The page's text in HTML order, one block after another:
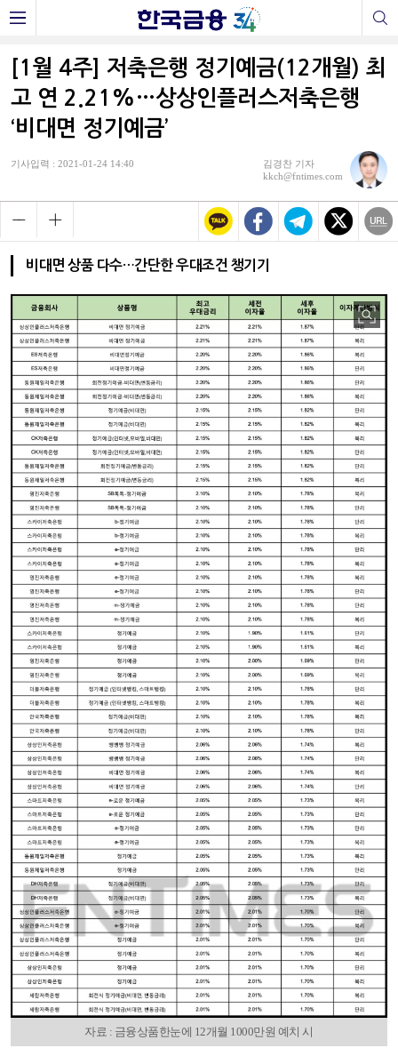
[1월 4주] 저축은행 정기예금(12개월) 최
고 연 2.21%…상상인플러스저축은행
‘비대면 정기예금’
기사입력 : 2021-01-24 14:40
김경찬 기자
kkch@fntimes.com
비대면 상품 다수…간단한 우대조건 챙기기
자료 : 금융상품한눈에 12개월 1000만원 예치 시